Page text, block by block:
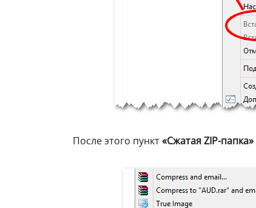
После этого пункт«Сжатая ZIP-папка»